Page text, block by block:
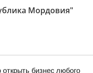
Мордовия"
бизнес любого